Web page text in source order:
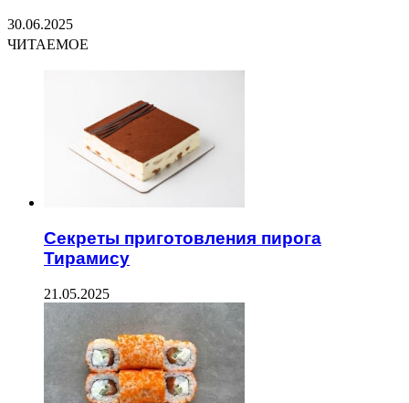
30.06.2025
ЧИТАЕМОЕ
Секреты приготовления пирога
Тирамису
21.05.2025